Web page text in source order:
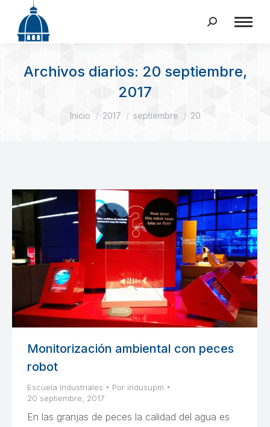
Buscar:
Archivos diarios: 20 septiembre,
2017
Estás aquí:
Inicio 2017 septiembre 20
Monitorización ambiental con peces
robot
Escuela Industriales Por indusupm
20 septiembre, 2017
En las granjas de peces la calidad del agua es